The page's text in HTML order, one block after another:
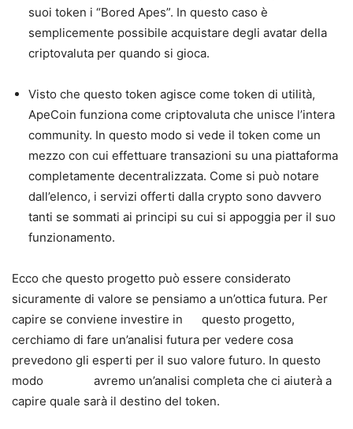
suoi token i “Bored Apes”. In questo caso è
semplicemente possibile acquistare degli avatar della
criptovaluta per quando si gioca.
Visto che questo token agisce come token di utilità,
ApeCoin funziona come criptovaluta che unisce l’intera
community. In questo modo si vede il token come un
mezzo con cui effettuare transazioni su una piattaforma
completamente decentralizzata. Come si può notare
dall’elenco, i servizi offerti dalla crypto sono davvero
tanti se sommati ai principi su cui si appoggia per il suo
funzionamento.
Ecco che questo progetto può essere considerato
sicuramente di valore se pensiamo a un’ottica futura. Per
capire se conviene investire in questo progetto,
cerchiamo di fare un’analisi futura per vedere cosa
prevedono gli esperti per il suo valore futuro. In questo
modo avremo un’analisi completa che ci aiuterà a
capire quale sarà il destino del token.